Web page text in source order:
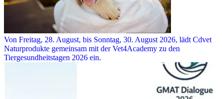
Von Freitag, 28. August, bis Sonntag, 30. August 2026, lädt Cdvet
Naturprodukte gemeinsam mit der Vet4Academy zu den
Tiergesundheitstagen 2026 ein.